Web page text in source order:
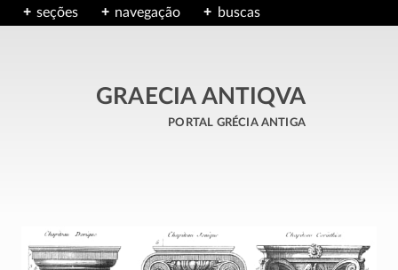
seções navegação buscas
GRAECIA ANTIQVA
portal grécia antiga